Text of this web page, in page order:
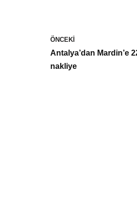
ÖNCEKI
Antalya’dan Mardin’e
nakliye